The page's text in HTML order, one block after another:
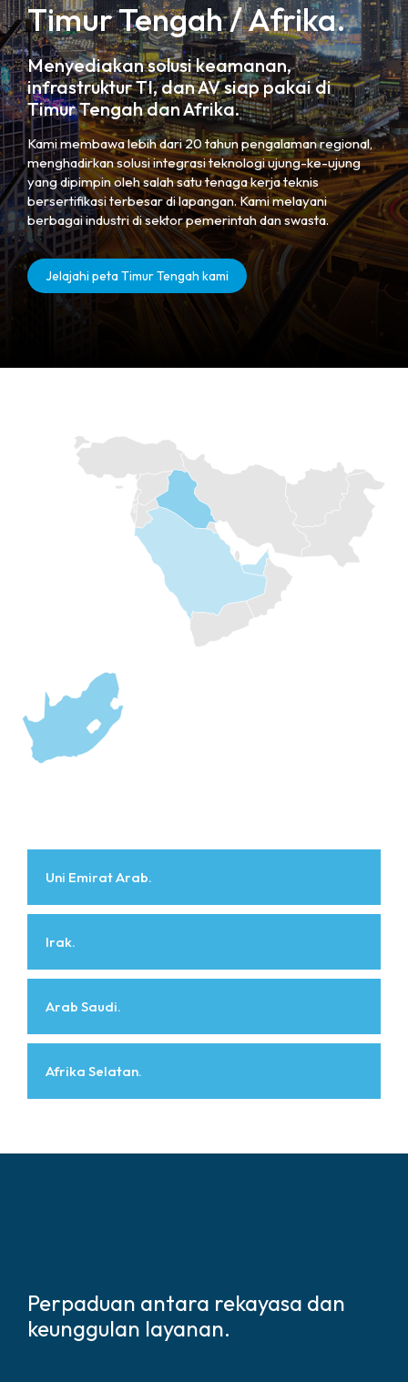
Timur Tengah / Afrika.
Menyediakan solusi keamanan,
infrastruktur TI, dan AV siap pakai di
Timur Tengah dan Afrika.
Kami membawa lebih dari 20 tahun pengalaman regional,
menghadirkan solusi integrasi teknologi ujung-ke-ujung
yang dipimpin oleh salah satu tenaga kerja teknis
bersertifikasi terbesar di lapangan. Kami melayani
berbagai industri di sektor pemerintah dan swasta.
Jelajahi peta Timur Tengah kami
Uni Emirat Arab.
Irak.
Arab Saudi.
Afrika Selatan.
Perpaduan antara rekayasa dan
keunggulan layanan.